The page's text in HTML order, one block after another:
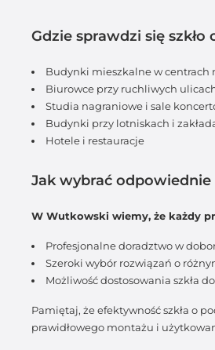
Gdzie sprawdzi się
Budynki mieszkalne w centrach
Biurowce przy ruchliwych
Studia nagraniowe i sale
Budynki przy lotniskach i
Hotele i restauracje
Jak wybrać odpowiednie
W Wutkowski wiemy, że każdy
Profesjonalne doradztwo w
Szeroki wybór rozwiązań o
Możliwość dostosowania szkła
Pamiętaj, że efektywność szkła o
prawidłowego montażu i